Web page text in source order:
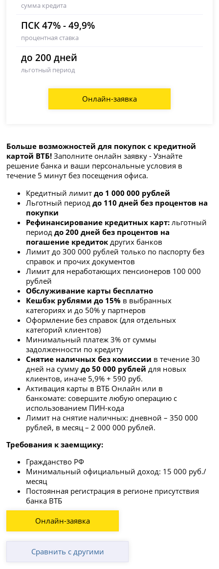
Больше возможностей для покупок с кредитной
картой ВТБ!Заполните онлайн заявку - Узнайте
решение банка и ваши персональные условия в
течение 5 минут без посещения офиса.
Кредитный лимитдо 1 000 000 рублей
Льготный период до 110 дней без процентов на
покупки
Рефинансирование кредитных карт: льготный
период до 200 дней без процентов на
погашение кредиток других банков
Лимит до 300 000 рублей только по паспорту без
справок и прочих документов
Лимит для неработающих пенсионеров 100 000
рублей
Обслуживание карты бесплатно
Кешбэк рублями до 15% в выбранных
категориях и до 50% у партнеров
Оформление без справок (для отдельных
категорий клиентов)
Минимальный платеж 3% от суммы
задолженности по кредиту
Снятие наличных без комиссии в течение 30
дней на суммудо 50 000 рублей для новых
клиентов, иначе 5,9% + 590 руб.
Активация карты в ВТБ Онлайн или в
банкомате: совершите любую операцию с
использованием ПИН-кода
Лимит на снятие наличных: дневной – 350 000
рублей, в месяц – 2 000 000 рублей.
Требования к заемщику:
Гражданство РФ
Минимальный официальный доход: 15 000 руб./
месяц
Постоянная регистрация в регионе присутствия
банка ВТБ
Онлайн-заявка
Сравнить с другими
сумма кредита
ПСК 47% - 49,9%
процентная ставка
до 200 дней
льготный период
Онлайн-заявка